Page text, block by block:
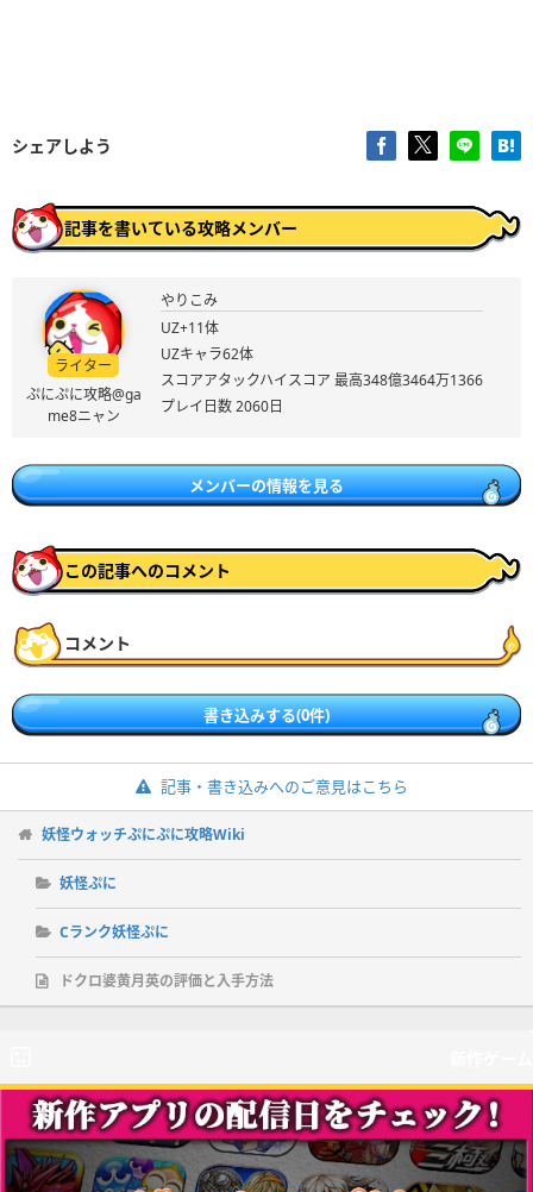
シェアしよう
記事を書いている攻略メンバー
ライター
ぷにぷに攻略@ga
me8ニャン
やりこみ
UZ+11体
UZキャラ62体
スコアアタックハイスコア 最高348億3464万1366
プレイ日数 2060日
メンバーの情報を見る
この記事へのコメント
コメント
書き込みする(0件)
記事・書き込みへのご意見はこちら
妖怪ウォッチぷにぷに攻略Wiki
妖怪ぷに
Cランク妖怪ぷに
ドクロ婆黄月英の評価と入手方法